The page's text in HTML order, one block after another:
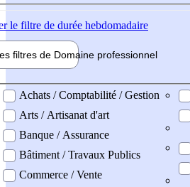
le filtre de durée hebdomadaire
filtres de Domaine professionnel
professionel
Achats / Comptabilité / Gestion
Arts / Artisanat d'art
Banque / Assurance
Bâtiment / Travaux Publics
Commerce / Vente